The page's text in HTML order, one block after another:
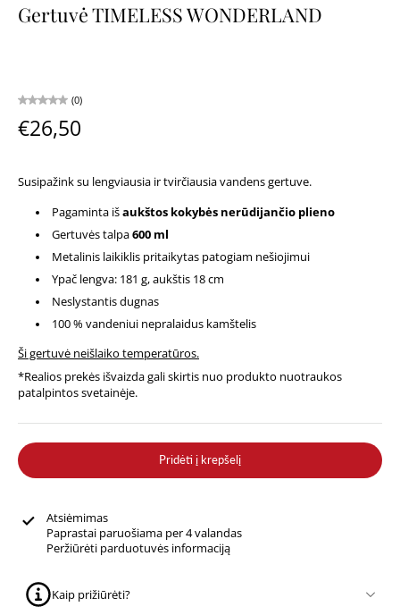
Gertuvė TIMELESS WONDERLAND
(0)
€26,50
Susipažink su lengviausia ir tvirčiausia vandens gertuve.
Pagaminta išaukštos kokybės nerūdijančio plieno
Gertuvės talpa600 ml
Metalinis laikiklis pritaikytas patogiam nešiojimui
Ypač lengva: 181 g, aukštis 18 cm
Neslystantis dugnas
100 % vandeniui nepralaidus kamštelis
Ši gertuvė neišlaiko temperatūros.
*Realios prekės išvaizda gali skirtis nuo produkto nuotraukos
patalpintos svetainėje.
Pridėti į krepšelį
Atsiėmimas
Paprastai paruošiama per 4 valandas
Peržiūrėti parduotuvės informaciją
Kaip prižiūrėti?